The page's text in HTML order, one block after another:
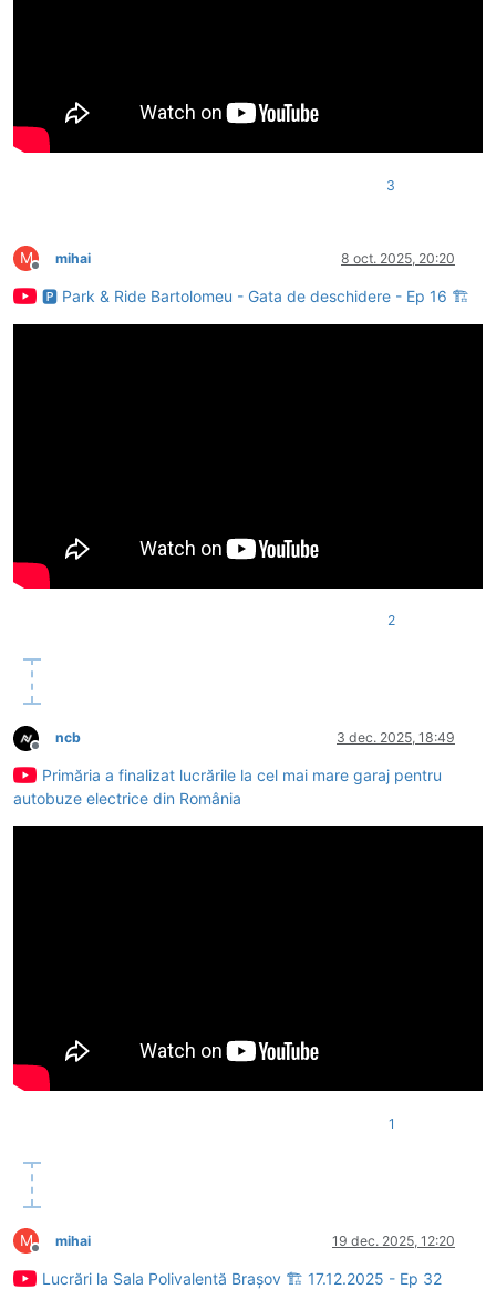
3
M
Deconectat
mihai 8 oct. 2025, 20:20
🅿️ Park & Ride Bartolomeu - Gata de deschidere - Ep 16 🏗️
2
Deconectat
ncb 3 dec. 2025, 18:49
Primăria a finalizat lucrările la cel mai mare garaj pentru
autobuze electrice din România
1
M
Deconectat
mihai 19 dec. 2025, 12:20
Lucrări la Sala Polivalentă Brașov 🏗 17.12.2025 - Ep 32